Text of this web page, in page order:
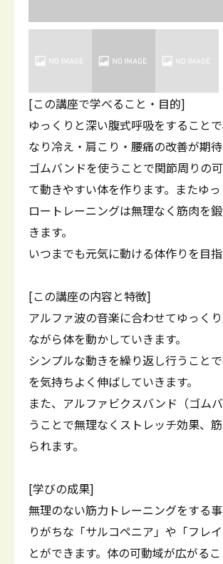
[この講座で学べること・目的]
ゆっくりと深い腹式呼吸をすること
なり冷え・肩こり・腰痛の改善が期待
ゴムバンドを使うことで関節周りの
て動きやすい体を作ります。またゆ
ロートレーニングは無理なく筋肉を
きます。
いつまでも元気に動ける体作りを目指
[この講座の内容と特徴]
アルファ波の音楽に合わせてゆっく
ながら体を動かしていきます。
シンプルな動きを繰り返し行うこと
を気持ちよく伸ばしていきます。
また、アルファビクスバンド（ゴム
うことで無理なくストレッチ効果、
られます。
[学びの成果]
無理のない筋力トレーニングをする
りがちな「サルコペニア」や「フレ
とができます。体の可動域が広がる